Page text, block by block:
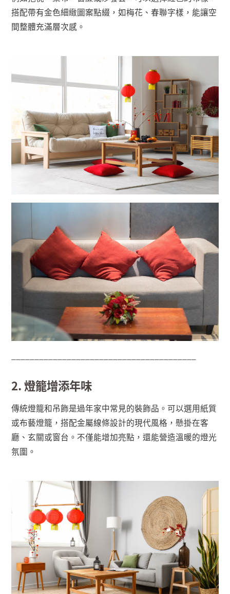
搭配帶有金色細緻圖案點綴，如梅花、春聯字樣，能讓空
間整體充滿層次感。
2. 燈籠增添年味
傳統燈籠和吊飾是過年家中常見的裝飾品。可以選用紙質
或布藝燈籠，搭配金屬線條設計的現代風格，懸掛在客
廳、玄關或窗台。不僅能增加亮點，還能營造溫暖的燈光
氛圍。